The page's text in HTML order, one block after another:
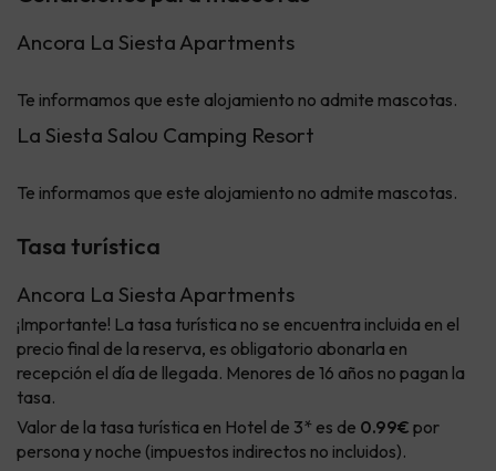
Ancora La Siesta Apartments
Te informamos que este alojamiento no admite mascotas.
La Siesta Salou Camping Resort
Te informamos que este alojamiento no admite mascotas.
Tasa turística
Ancora La Siesta Apartments
¡Importante! La tasa turística no se encuentra incluida en el
precio final de la reserva, es obligatorio abonarla en
recepción el día de llegada. Menores de 16 años no pagan la
tasa.
Valor de la tasa turística en Hotel de 3* es de 0.99€ por
persona y noche (impuestos indirectos no incluidos).